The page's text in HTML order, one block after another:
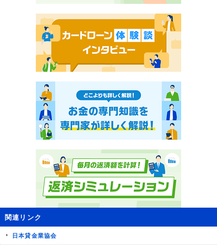
関連リンク
日本貸金業協会